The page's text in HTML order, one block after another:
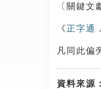
〔關鍵文
《 正字通
凡同此偏
資料來源：